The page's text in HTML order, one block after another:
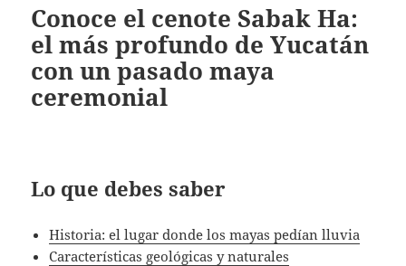
Conoce el cenote Sabak Ha:
el más profundo de Yucatán
con un pasado maya
ceremonial
Lo que debes saber
Historia: el lugar donde los mayas pedían lluvia
Características geológicas y naturales